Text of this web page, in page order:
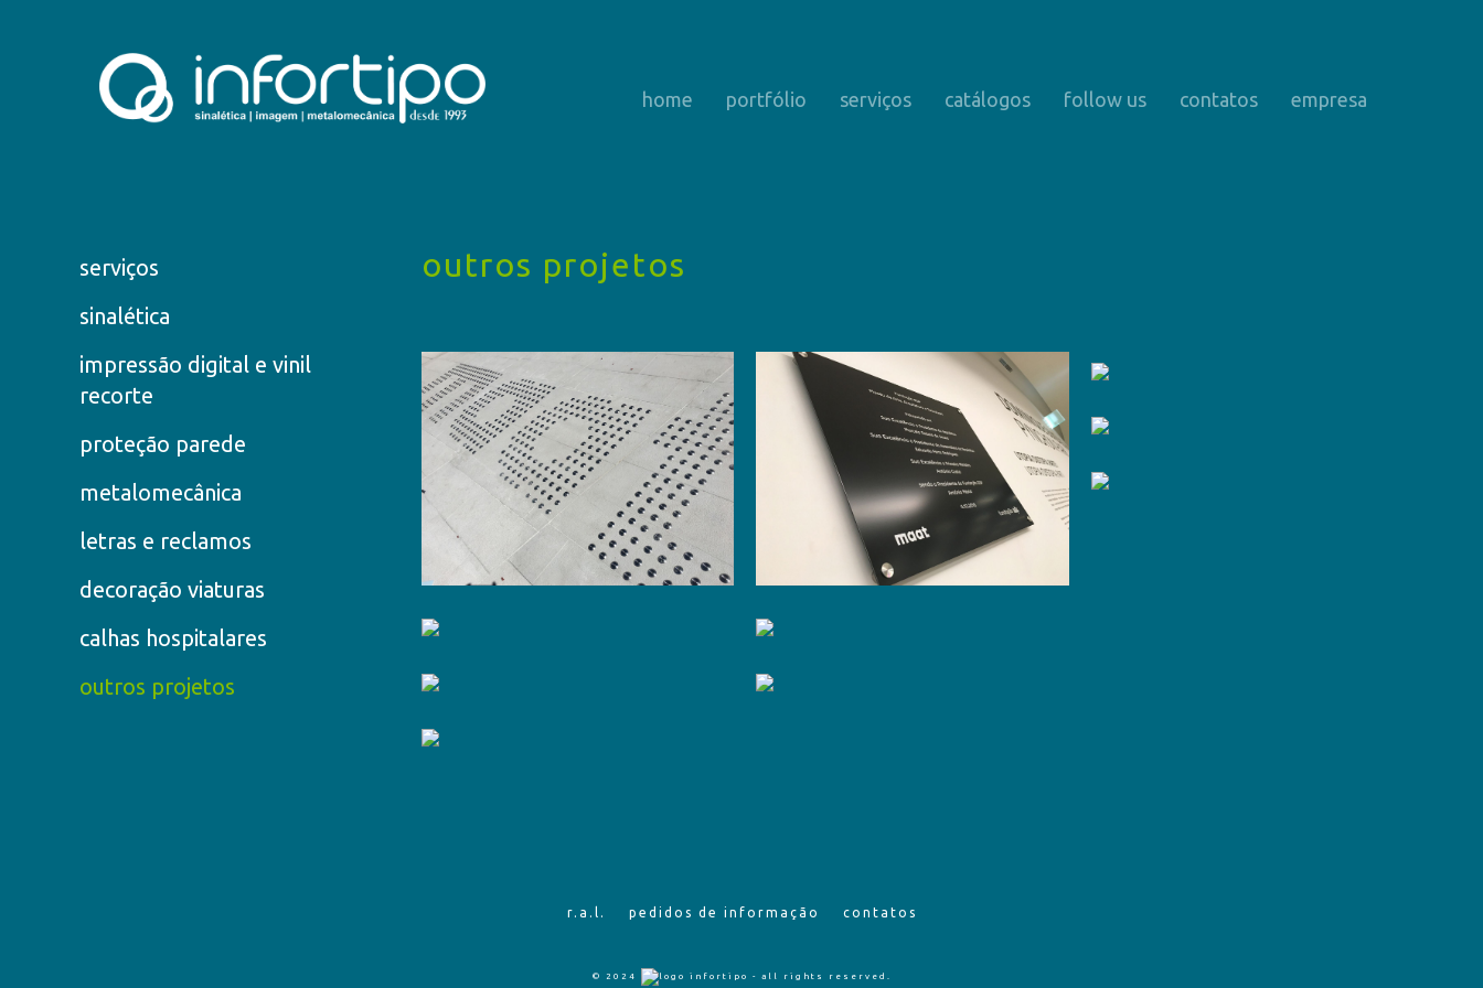
home portfólio serviços catálogos follow us contatos empresa
outros projetos
serviços
sinalética
impressão digital e vinil
recorte
proteção parede
metalomecânica
letras e reclamos
decoração viaturas
calhas hospitalares
outros projetos
r.a.l. pedidos de informação contatos
© 2024 - all rights reserved.